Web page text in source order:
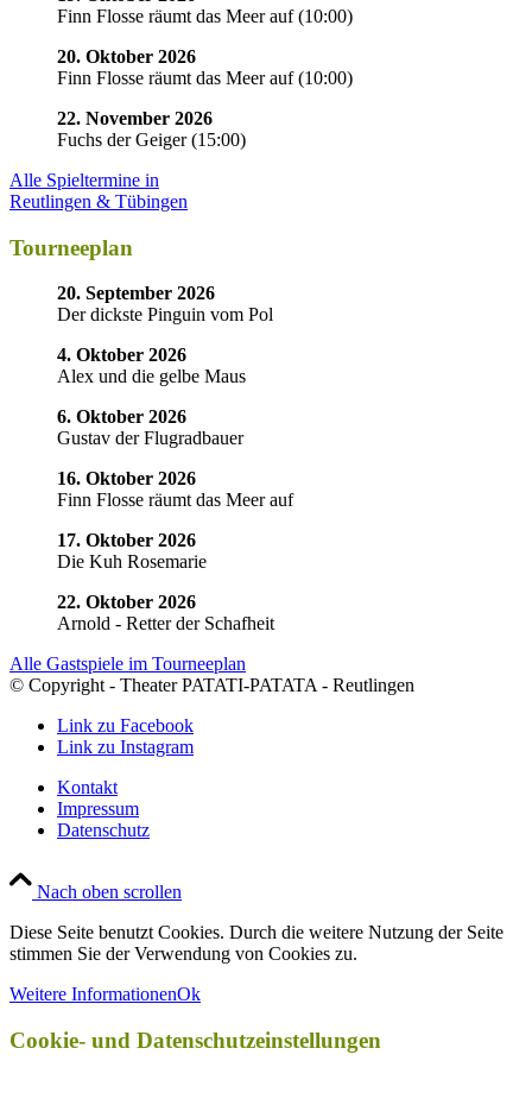
Finn Flosse räumt das Meer auf(10:00)
20. Oktober 2026
Finn Flosse räumt das Meer auf(10:00)
22. November 2026
Fuchs der Geiger(15:00)
Alle Spieltermine in
Reutlingen & Tübingen
Tourneeplan
20. September 2026
Der dickste Pinguin vom Pol
4. Oktober 2026
Alex und die gelbe Maus
6. Oktober 2026
Gustav der Flugradbauer
16. Oktober 2026
Finn Flosse räumt das Meer auf
17. Oktober 2026
Die Kuh Rosemarie
22. Oktober 2026
Arnold - Retter der Schafheit
Alle Gastspiele im Tourneeplan
© Copyright - Theater PATATI-PATATA - Reutlingen
Link zu Facebook
Link zu Instagram
Kontakt
Impressum
Datenschutz
Nach oben scrollen
Diese Seite benutzt Cookies. Durch die weitere Nutzung der Seite
stimmen Sie der Verwendung von Cookies zu.
Weitere InformationenOk
Cookie- und Datenschutzeinstellungen